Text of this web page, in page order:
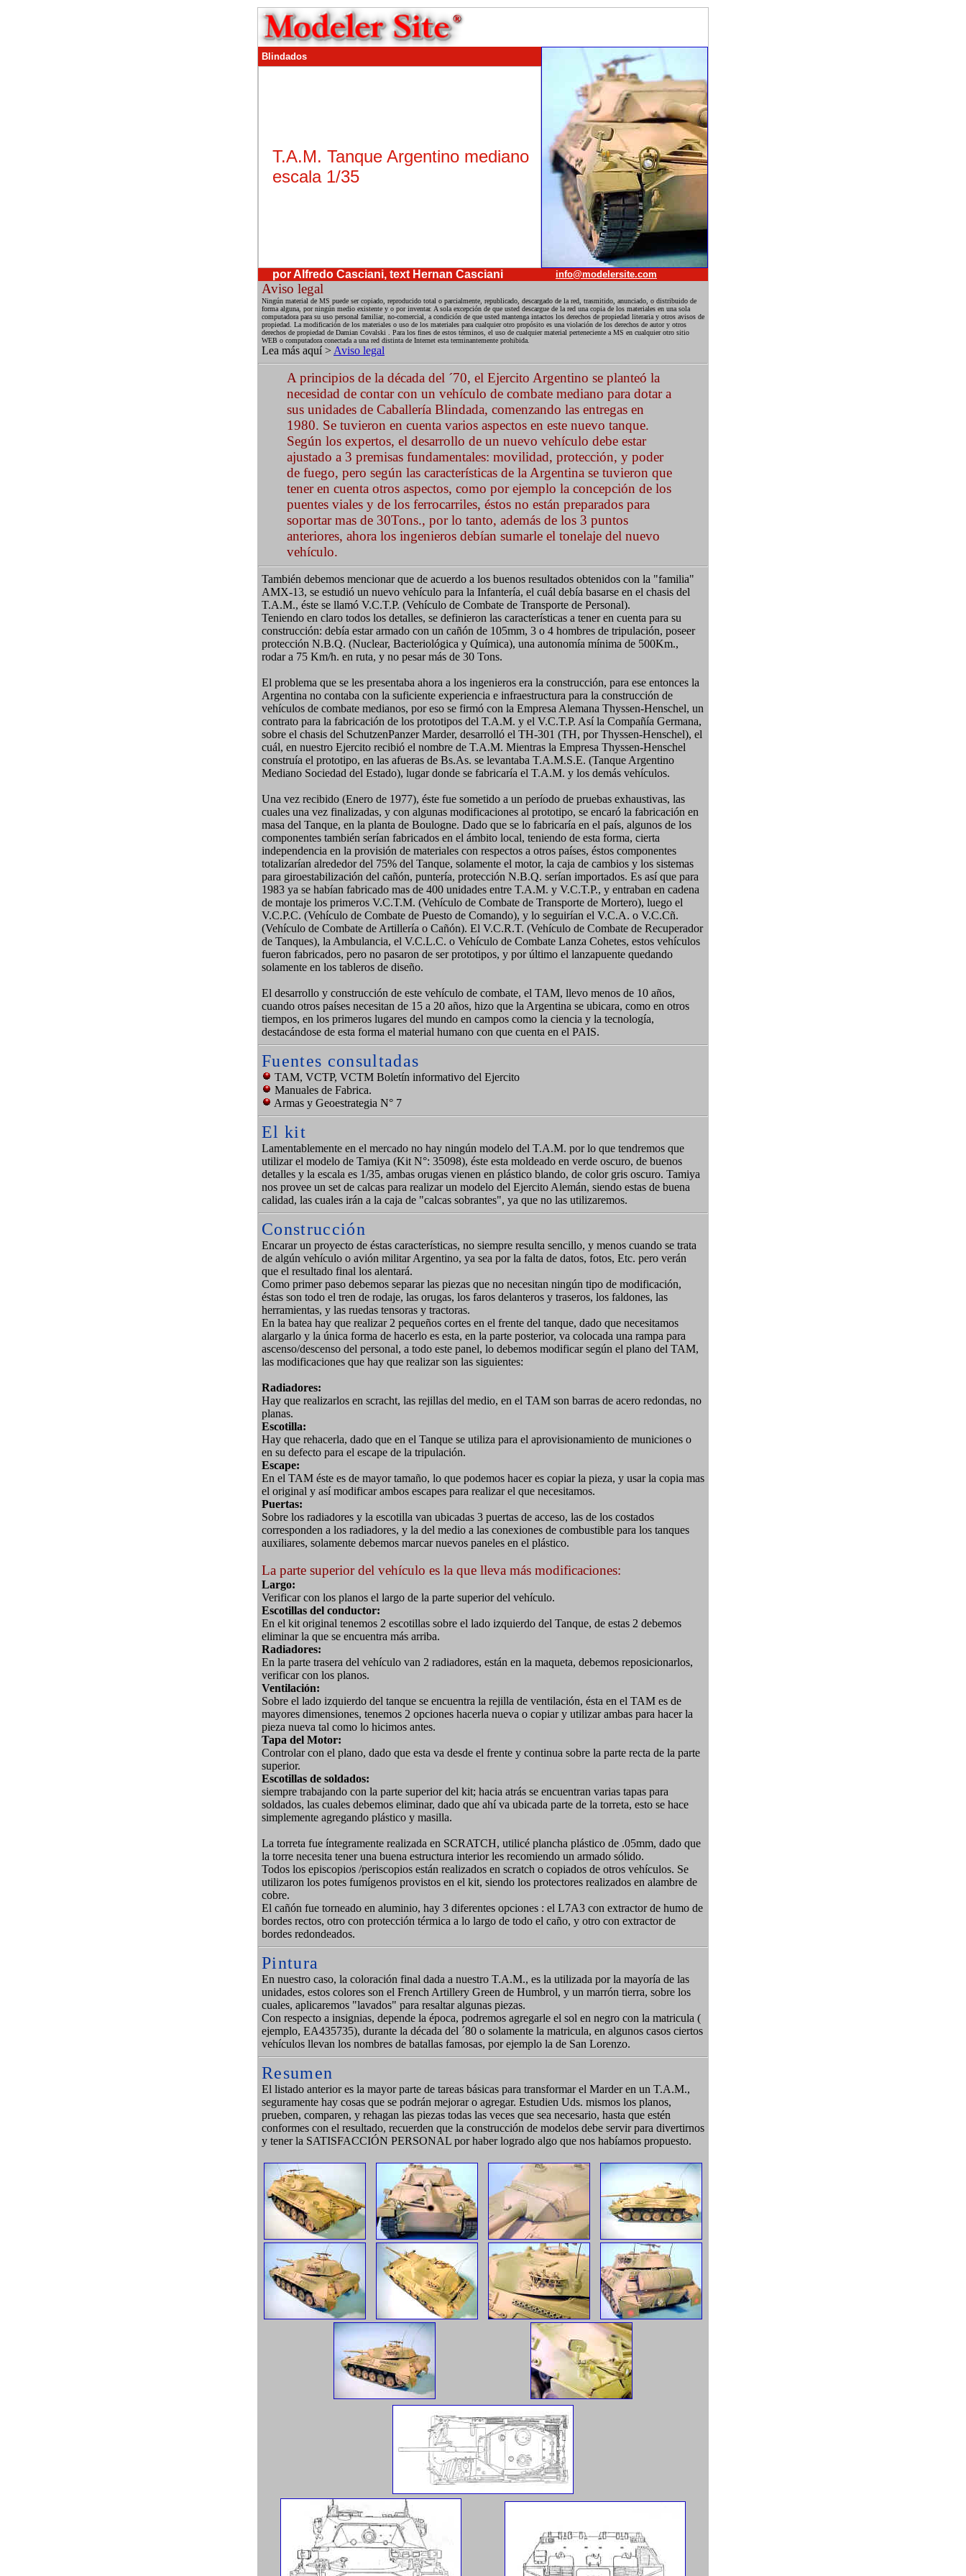
Blindados
T.A.M. Tanque Argentino mediano
escala 1/35
por Alfredo Casciani, text Hernan Casciani info@modelersite.com
Aviso legal
Ningún material de MS puede ser copiado, reproducido total o parcialmente, republicado, descargado de la red, trasmitido, anunciado, o distribuido de
forma alguna, por ningún medio existente y o por inventar. A sola excepción de que usted descargue de la red una copia de los materiales en una sola
computadora para su uso personal familiar, no-comercial, a condición de que usted mantenga intactos los derechos de propiedad literaria y otros avisos de
propiedad. La modificación de los materiales o uso de los materiales para cualquier otro propósito es una violación de los derechos de autor y otros
derechos de propiedad de Damian Covalski . Para los fines de estos términos, el uso de cualquier material perteneciente a MS en cualquier otro sitio
WEB o computadora conectada a una red distinta de Internet esta terminantemente prohibida.
Lea más aquí > Aviso legal
A principios de la década del ´70, el Ejercito Argentino se planteó la
necesidad de contar con un vehículo de combate mediano para dotar a
sus unidades de Caballería Blindada, comenzando las entregas en
1980. Se tuvieron en cuenta varios aspectos en este nuevo tanque.
Según los expertos, el desarrollo de un nuevo vehículo debe estar
ajustado a 3 premisas fundamentales: movilidad, protección, y poder
de fuego, pero según las características de la Argentina se tuvieron que
tener en cuenta otros aspectos, como por ejemplo la concepción de los
puentes viales y de los ferrocarriles, éstos no están preparados para
soportar mas de 30Tons., por lo tanto, además de los 3 puntos
anteriores, ahora los ingenieros debían sumarle el tonelaje del nuevo
vehículo.
También debemos mencionar que de acuerdo a los buenos resultados obtenidos con la "familia"
AMX-13, se estudió un nuevo vehículo para la Infantería, el cuál debía basarse en el chasis del
T.A.M., éste se llamó V.C.T.P. (Vehículo de Combate de Transporte de Personal).
Teniendo en claro todos los detalles, se definieron las características a tener en cuenta para su
construcción: debía estar armado con un cañón de 105mm, 3 o 4 hombres de tripulación, poseer
protección N.B.Q. (Nuclear, Bacteriológica y Química), una autonomía mínima de 500Km.,
rodar a 75 Km/h. en ruta, y no pesar más de 30 Tons.
El problema que se les presentaba ahora a los ingenieros era la construcción, para ese entonces la
Argentina no contaba con la suficiente experiencia e infraestructura para la construcción de
vehículos de combate medianos, por eso se firmó con la Empresa Alemana Thyssen-Henschel, un
contrato para la fabricación de los prototipos del T.A.M. y el V.C.T.P. Así la Compañía Germana,
sobre el chasis del SchutzenPanzer Marder, desarrolló el TH-301 (TH, por Thyssen-Henschel), el
cuál, en nuestro Ejercito recibió el nombre de T.A.M. Mientras la Empresa Thyssen-Henschel
construía el prototipo, en las afueras de Bs.As. se levantaba T.A.M.S.E. (Tanque Argentino
Mediano Sociedad del Estado), lugar donde se fabricaría el T.A.M. y los demás vehículos.
Una vez recibido (Enero de 1977), éste fue sometido a un período de pruebas exhaustivas, las
cuales una vez finalizadas, y con algunas modificaciones al prototipo, se encaró la fabricación en
masa del Tanque, en la planta de Boulogne. Dado que se lo fabricaría en el país, algunos de los
componentes también serían fabricados en el ámbito local, teniendo de esta forma, cierta
independencia en la provisión de materiales con respectos a otros países, éstos componentes
totalizarían alrededor del 75% del Tanque, solamente el motor, la caja de cambios y los sistemas
para giroestabilización del cañón, puntería, protección N.B.Q. serían importados. Es así que para
1983 ya se habían fabricado mas de 400 unidades entre T.A.M. y V.C.T.P., y entraban en cadena
de montaje los primeros V.C.T.M. (Vehículo de Combate de Transporte de Mortero), luego el
V.C.P.C. (Vehículo de Combate de Puesto de Comando), y lo seguirían el V.C.A. o V.C.Cñ.
(Vehículo de Combate de Artillería o Cañón). El V.C.R.T. (Vehículo de Combate de Recuperador
de Tanques), la Ambulancia, el V.C.L.C. o Vehículo de Combate Lanza Cohetes, estos vehículos
fueron fabricados, pero no pasaron de ser prototipos, y por último el lanzapuente quedando
solamente en los tableros de diseño.
El desarrollo y construcción de este vehículo de combate, el TAM, llevo menos de 10 años,
cuando otros países necesitan de 15 a 20 años, hizo que la Argentina se ubicara, como en otros
tiempos, en los primeros lugares del mundo en campos como la ciencia y la tecnología,
destacándose de esta forma el material humano con que cuenta en el PAIS.
Fuentes consultadas
TAM, VCTP, VCTM Boletín informativo del Ejercito
Manuales de Fabrica.
Armas y Geoestrategia N° 7
El kit
Lamentablemente en el mercado no hay ningún modelo del T.A.M. por lo que tendremos que
utilizar el modelo de Tamiya (Kit N°: 35098), éste esta moldeado en verde oscuro, de buenos
detalles y la escala es 1/35, ambas orugas vienen en plástico blando, de color gris oscuro. Tamiya
nos provee un set de calcas para realizar un modelo del Ejercito Alemán, siendo estas de buena
calidad, las cuales irán a la caja de "calcas sobrantes", ya que no las utilizaremos.
Construcción
Encarar un proyecto de éstas características, no siempre resulta sencillo, y menos cuando se trata
de algún vehículo o avión militar Argentino, ya sea por la falta de datos, fotos, Etc. pero verán
que el resultado final los alentará.
Como primer paso debemos separar las piezas que no necesitan ningún tipo de modificación,
éstas son todo el tren de rodaje, las orugas, los faros delanteros y traseros, los faldones, las
herramientas, y las ruedas tensoras y tractoras.
En la batea hay que realizar 2 pequeños cortes en el frente del tanque, dado que necesitamos
alargarlo y la única forma de hacerlo es esta, en la parte posterior, va colocada una rampa para
ascenso/descenso del personal, a todo este panel, lo debemos modificar según el plano del TAM,
las modificaciones que hay que realizar son las siguientes:
Radiadores:
Hay que realizarlos en scracht, las rejillas del medio, en el TAM son barras de acero redondas, no
planas.
Escotilla:
Hay que rehacerla, dado que en el Tanque se utiliza para el aprovisionamiento de municiones o
en su defecto para el escape de la tripulación.
Escape:
En el TAM éste es de mayor tamaño, lo que podemos hacer es copiar la pieza, y usar la copia mas
el original y así modificar ambos escapes para realizar el que necesitamos.
Puertas:
Sobre los radiadores y la escotilla van ubicadas 3 puertas de acceso, las de los costados
corresponden a los radiadores, y la del medio a las conexiones de combustible para los tanques
auxiliares, solamente debemos marcar nuevos paneles en el plástico.
La parte superior del vehículo es la que lleva más modificaciones:
Largo:
Verificar con los planos el largo de la parte superior del vehículo.
Escotillas del conductor:
En el kit original tenemos 2 escotillas sobre el lado izquierdo del Tanque, de estas 2 debemos
eliminar la que se encuentra más arriba.
Radiadores:
En la parte trasera del vehículo van 2 radiadores, están en la maqueta, debemos reposicionarlos,
verificar con los planos.
Ventilación:
Sobre el lado izquierdo del tanque se encuentra la rejilla de ventilación, ésta en el TAM es de
mayores dimensiones, tenemos 2 opciones hacerla nueva o copiar y utilizar ambas para hacer la
pieza nueva tal como lo hicimos antes.
Tapa del Motor:
Controlar con el plano, dado que esta va desde el frente y continua sobre la parte recta de la parte
superior.
Escotillas de soldados:
siempre trabajando con la parte superior del kit; hacia atrás se encuentran varias tapas para
soldados, las cuales debemos eliminar, dado que ahí va ubicada parte de la torreta, esto se hace
simplemente agregando plástico y masilla.
La torreta fue íntegramente realizada en SCRATCH, utilicé plancha plástico de .05mm, dado que
la torre necesita tener una buena estructura interior les recomiendo un armado sólido.
Todos los episcopios /periscopios están realizados en scratch o copiados de otros vehículos. Se
utilizaron los potes fumígenos provistos en el kit, siendo los protectores realizados en alambre de
cobre.
El cañón fue torneado en aluminio, hay 3 diferentes opciones : el L7A3 con extractor de humo de
bordes rectos, otro con protección térmica a lo largo de todo el caño, y otro con extractor de
bordes redondeados.
Pintura
En nuestro caso, la coloración final dada a nuestro T.A.M., es la utilizada por la mayoría de las
unidades, estos colores son el French Artillery Green de Humbrol, y un marrón tierra, sobre los
cuales, aplicaremos "lavados" para resaltar algunas piezas.
Con respecto a insignias, depende la época, podremos agregarle el sol en negro con la matricula (
ejemplo, EA435735), durante la década del ´80 o solamente la matricula, en algunos casos ciertos
vehículos llevan los nombres de batallas famosas, por ejemplo la de San Lorenzo.
Resumen
El listado anterior es la mayor parte de tareas básicas para transformar el Marder en un T.A.M.,
seguramente hay cosas que se podrán mejorar o agregar. Estudien Uds. mismos los planos,
prueben, comparen, y rehagan las piezas todas las veces que sea necesario, hasta que estén
conformes con el resultado, recuerden que la construcción de modelos debe servir para divertirnos
y tener la SATISFACCIÓN PERSONAL por haber logrado algo que nos habíamos propuesto.